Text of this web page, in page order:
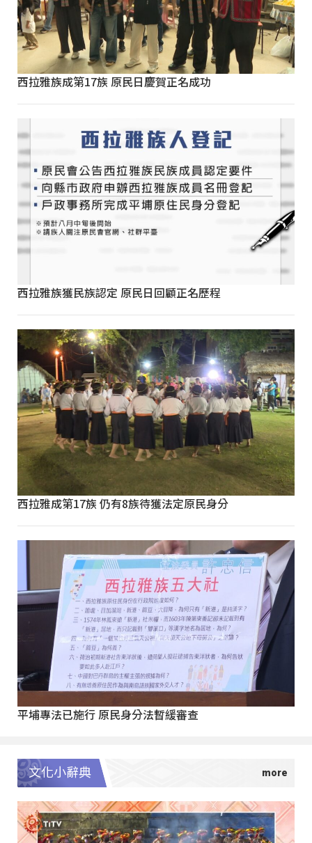
西拉雅族成第17族 原民日慶賀正名成功
西拉雅族獲民族認定 原民日回顧正名歷程
西拉雅成第17族 仍有8族待獲法定原民身分
平埔專法已施行 原民身分法暫緩審查
文化小辭典